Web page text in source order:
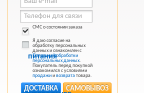
СМС о состоянии заказа
Я даю согласие на
обработку персональных
данных и ознакомлен с
Политикой обработки
персональных данных.
Покупатель перед покупкой
ознакомился с условиями
продажиивозврататовара.
САМОВЫВОЗ
ДОСТАВКА